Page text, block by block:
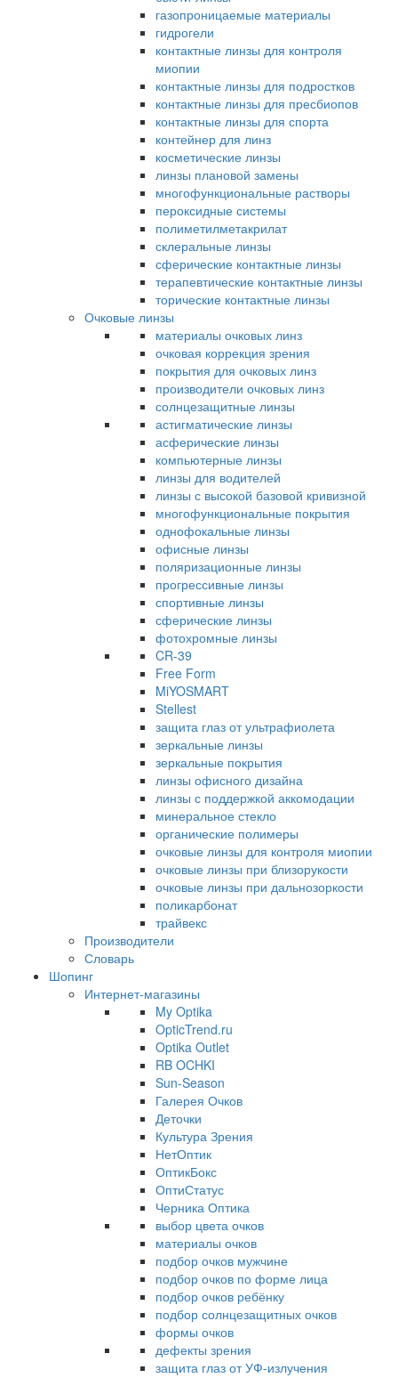
газопроницаемые материалы
гидрогели
контактные линзы для контроля
миопии
контактные линзы для подростков
контактные линзы для пресбиопов
контактные линзы для спорта
контейнер для линз
косметические линзы
линзы плановой замены
многофункциональные растворы
пероксидные системы
полиметилметакрилат
склеральные линзы
сферические контактные линзы
терапевтические контактные линзы
торические контактные линзы
Очковые линзы
материалы очковых линз
очковая коррекция зрения
покрытия для очковых линз
производители очковых линз
солнцезащитные линзы
астигматические линзы
асферические линзы
компьютерные линзы
линзы для водителей
линзы с высокой базовой кривизной
многофункциональные покрытия
однофокальные линзы
офисные линзы
поляризационные линзы
прогрессивные линзы
спортивные линзы
сферические линзы
фотохромные линзы
CR-39
Free Form
MiYOSMART
Stellest
защита глаз от ультрафиолета
зеркальные линзы
зеркальные покрытия
линзы офисного дизайна
линзы с поддержкой аккомодации
минеральное стекло
органические полимеры
очковые линзы для контроля миопии
очковые линзы при близорукости
очковые линзы при дальнозоркости
поликарбонат
трайвекс
Производители
Словарь
Шопинг
Интернет-магазины
My Optika
OpticTrend.ru
Optika Outlet
RB OCHKI
Sun-Season
Галерея Очков
Деточки
Культура Зрения
НетОптик
ОптикБокс
ОптиСтатус
Черника Оптика
выбор цвета очков
материалы очков
подбор очков мужчине
подбор очков по форме лица
подбор очков ребёнку
подбор солнцезащитных очков
формы очков
дефекты зрения
защита глаз от УФ-излучения